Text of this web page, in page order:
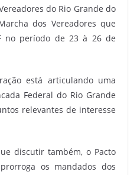
do Rio Grande do
dos Vereadores que
no período de 23 à 26 de
está articulando uma
Federal do Rio Grande
relevantes de interesse
discutir também, o Pacto
os mandados dos